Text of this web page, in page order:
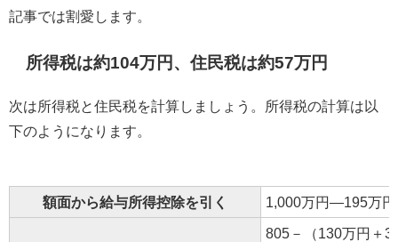
記事では割愛します。
所得税は約104万円、住民税は約57万円
次は所得税と住民税を計算しましょう。所得税の計算は以
下のようになります。
額面から給与所得控除を引く 1,000万円―195万
805－（130万円＋